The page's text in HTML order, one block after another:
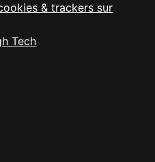
& trackers sur
Tech